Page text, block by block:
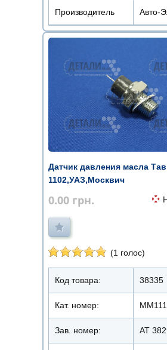
Производитель Авто-
Датчик давления масла
1102,УАЗ,Москвич
0.00 грн.
(1 голос)
Код товара: 38335
Кат. номер:
Зав. номер: AT